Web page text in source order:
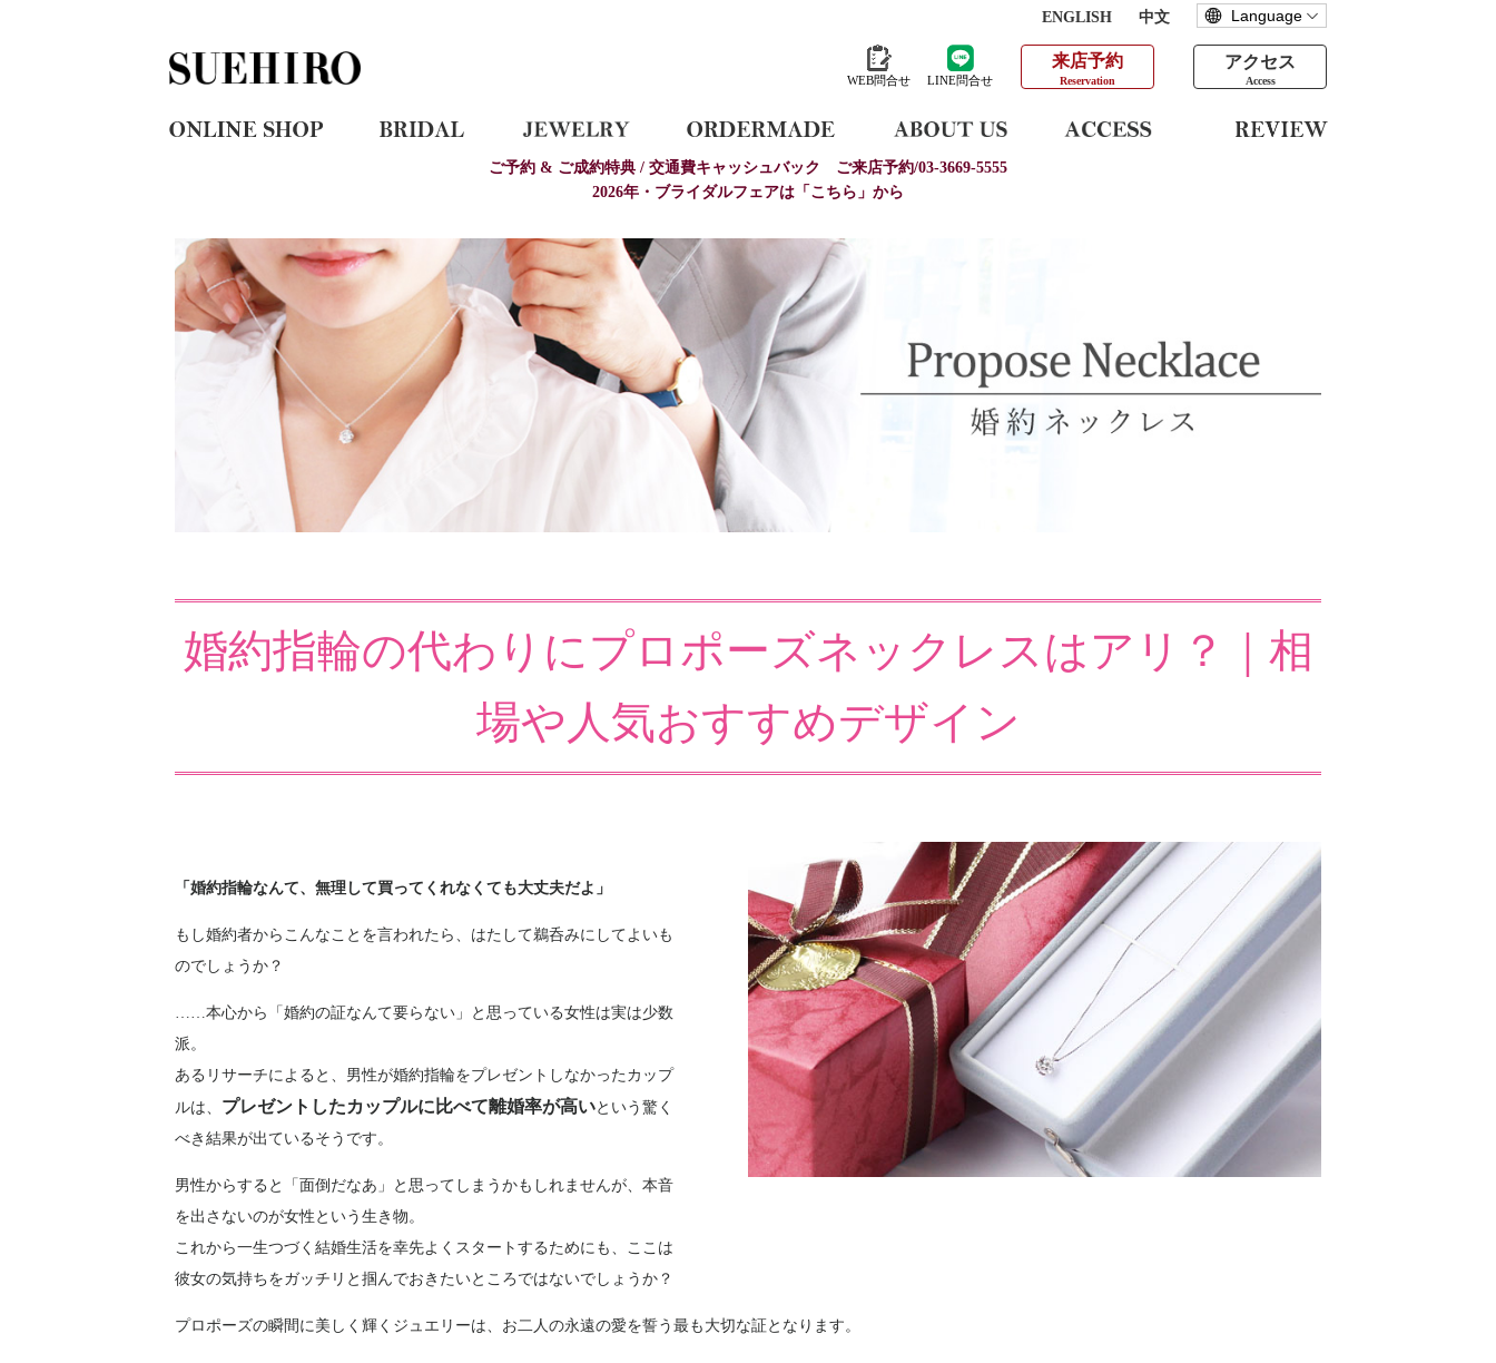
ENGLISH 中文
WEB問合せ LINE問合せ
来店予約
Reservation
アクセス
Access
ご予約 & ご成約特典 / 交通費キャッシュバック
ご来店予約/03-3669-5555
2026年・ブライダルフェアは「こちら」から
婚約指輪の代わりにプロポーズネックレスはアリ？｜相
場や人気おすすめデザイン
「婚約指輪なんて、無理して買ってくれなくても大丈夫だよ」
もし婚約者からこんなことを言われたら、はたして鵜呑みにしてよいも
のでしょうか？
……本心から「婚約の証なんて要らない」と思っている女性は実は少数
派。
あるリサーチによると、男性が婚約指輪をプレゼントしなかったカップ
ルは、 プレゼントしたカップルに比べて離婚率が高いという驚く
べき結果が出ているそうです。
男性からすると「面倒だなあ」と思ってしまうかもしれませんが、本音
を出さないのが女性という生き物。
これから一生つづく結婚生活を幸先よくスタートするためにも、ここは
彼女の気持ちをガッチリと掴んでおきたいところではないでしょうか？
プロポーズの瞬間に美しく輝くジュエリーは、お二人の永遠の愛を誓う最も大切な証となります。